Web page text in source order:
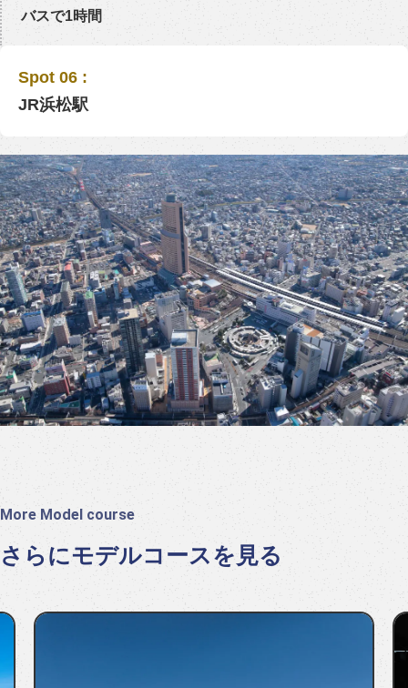
バスで1時間
Spot 06 :
JR浜松駅
More Model course
さらにモデルコースを見る